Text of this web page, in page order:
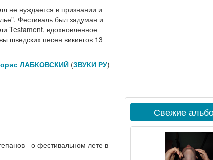
не нуждается в признании и
Фестиваль был задуман и
Testament, вдохновленное
шведских песен викингов 13
ЛАБКОВСКИЙ(ЗВУКИ РУ)
- о фестивальном лете в
Свежие